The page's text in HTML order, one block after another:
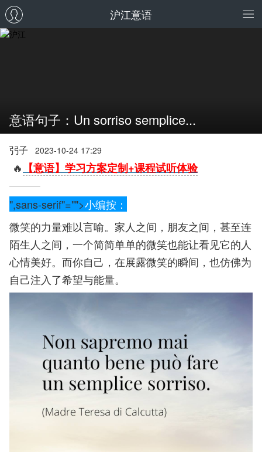
沪江意语
意语句子：Un sorriso semplice...
弜子 2023-10-24 17:29
🔥 【意语】学习方案定制+课程试听体验
",sans-serif"="">小编按：
微笑的力量难以言喻。家人之间，朋友之间，甚至连
陌生人之间，一个简简单单的微笑也能让看见它的人
心情美好。而你自己，在展露微笑的瞬间，也仿佛为
自己注入了希望与能量。